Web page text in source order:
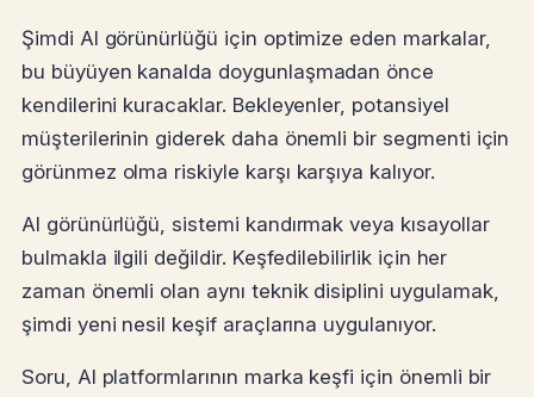
Şimdi AI görünürlüğü için optimize eden markalar,
bu büyüyen kanalda doygunlaşmadan önce
kendilerini kuracaklar. Bekleyenler, potansiyel
müşterilerinin giderek daha önemli bir segmenti için
görünmez olma riskiyle karşı karşıya kalıyor.
AI görünürlüğü, sistemi kandırmak veya kısayollar
bulmakla ilgili değildir. Keşfedilebilirlik için her
zaman önemli olan aynı teknik disiplini uygulamak,
şimdi yeni nesil keşif araçlarına uygulanıyor.
Soru, AI platformlarının marka keşfi için önemli bir